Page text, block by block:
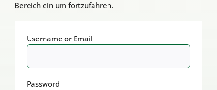
Bereich ein um fortzufahren.
Username or Email
Password